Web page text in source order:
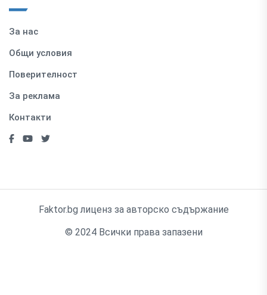
За нас
Общи условия
Поверителност
За реклама
Контакти
Faktor.bg лиценз за авторско съдържание
© 2024 Всички права запазени